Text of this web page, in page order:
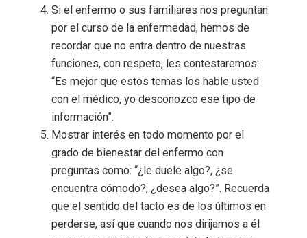
Si el enfermo o sus familiares nos preguntan
por el curso de la enfermedad, hemos de
recordar que no entra dentro de nuestras
funciones, con respeto, les contestaremos:
“Es mejor que estos temas los hable usted
con el médico, yo desconozco ese tipo de
información”.
Mostrar interés en todo momento por el
grado de bienestar del enfermo con
preguntas como: “¿le duele algo?, ¿se
encuentra cómodo?, ¿desea algo?”. Recuerda
que el sentido del tacto es de los últimos en
perderse, así que cuando nos dirijamos a él